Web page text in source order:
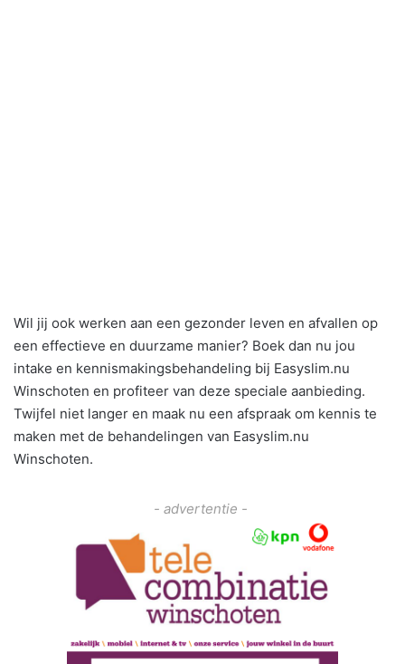
Wil jij ook werken aan een gezonder leven en afvallen op
een effectieve en duurzame manier? Boek dan nu jou
intake en kennismakingsbehandeling bij Easyslim.nu
Winschoten en profiteer van deze speciale aanbieding.
Twijfel niet langer en maak nu een afspraak om kennis te
maken met de behandelingen van Easyslim.nu
Winschoten.
- advertentie -